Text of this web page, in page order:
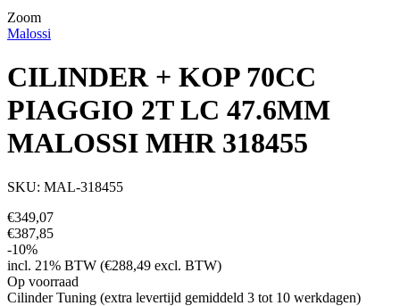
Zoom
Malossi
CILINDER + KOP 70CC
PIAGGIO 2T LC 47.6MM
MALOSSI MHR 318455
SKU: MAL-318455
€349,07
€387,85
-10%
incl. 21% BTW (€288,49 excl. BTW)
Op voorraad
Cilinder Tuning (extra levertijd gemiddeld 3 tot 10 werkdagen)